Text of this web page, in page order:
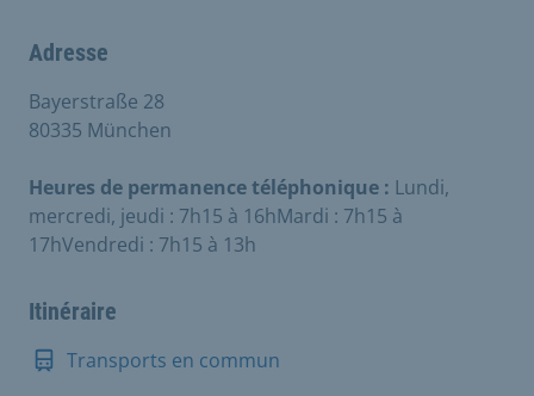
Adresse
Bayerstraße 28
80335 München
Heures de permanence téléphonique : Lundi,
mercredi, jeudi : 7h15 à 16hMardi : 7h15 à
17hVendredi : 7h15 à 13h
Itinéraire
Transports en commun